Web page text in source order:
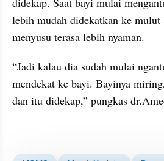
lebih mudah didekatkan ke mulut
menyusu terasa lebih nyaman.
“Jadi kalau dia sudah mulai
mendekat ke bayi. Bayinya
dan itu didekap,” pungkas